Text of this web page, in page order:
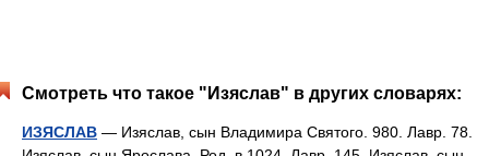
Смотреть что такое "Изяслав" в других словарях:
ИЗЯСЛАВ — Изяслав, сын Владимира Святого. 980. Лавр. 78.